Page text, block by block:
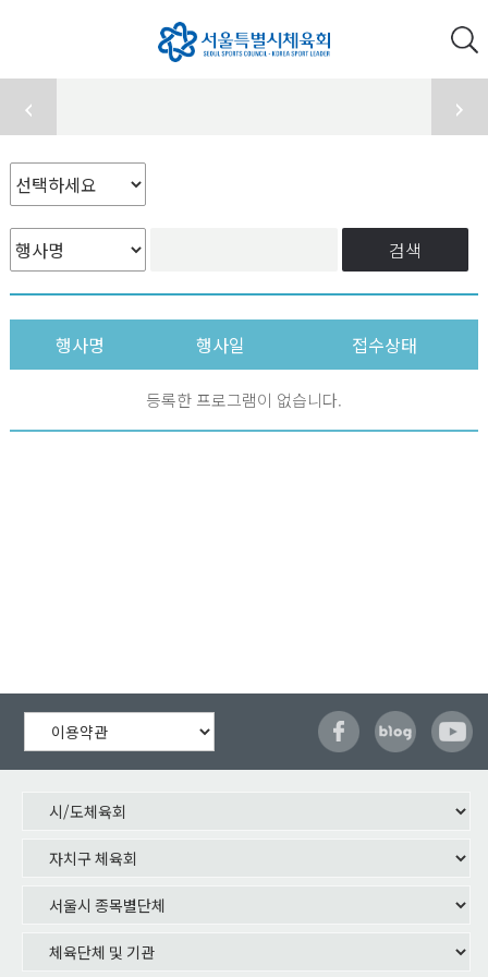
검색
행사명 행사일 접수상태
등록한 프로그램이 없습니다.